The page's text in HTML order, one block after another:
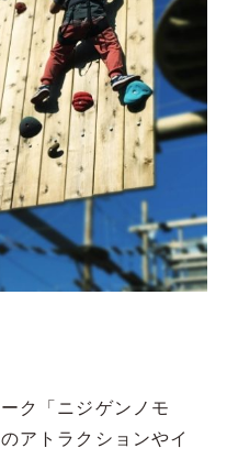
ク「ニジゲンノモ
アトラクションやイ